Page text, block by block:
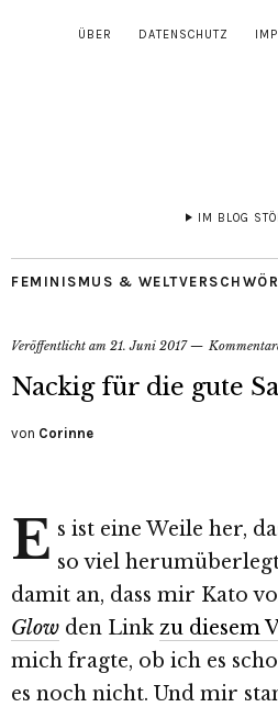
ÜBER DATENSCHUTZ
IM BLOG
FEMINISMUS &
Veröffentlicht am 21. Juni 2017
Nackig für die gute
von Corinne
E s ist eine Weile her,
so viel
damit an, dass mir Kato
Glow den Link zu diesem
mich fragte, ob ich es
es noch nicht. Und mir